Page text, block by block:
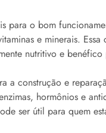
para o bom
e minerais.
nutritivo e benéfico
a construção e
hormônios e
ser útil para quem